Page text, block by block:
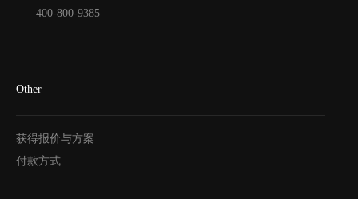
400-800-9385
Other
获得报价与方案
付款方式